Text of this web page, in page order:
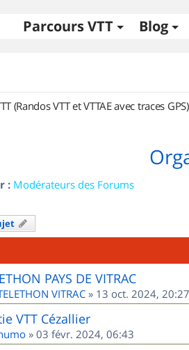
Parcours VTT Blog
(Randos VTT et VTTAE avec traces GPS)
: Modérateurs des Forums
PAYS DE VITRAC
VITRAC» 13 oct. 2024, 20:27
VTT Cézallier
» 03 févr. 2024, 06:43